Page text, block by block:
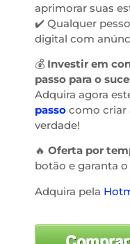
aprimorar suas
✔️ Qualquer
digital com
💰 Investir em
passo para o
Adquira agora
passo como criar
verdade!
🔥 Oferta por
botão e garanta o
Adquira pela